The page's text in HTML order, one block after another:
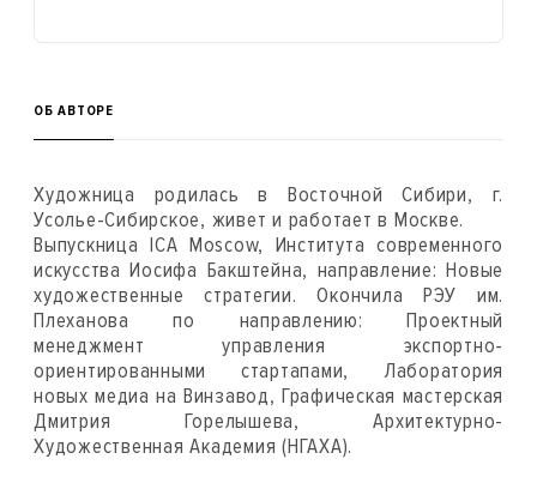
ОБ АВТОРЕ
Художница родилась в Восточной Сибири, г.
Усолье-Сибирское, живет и работает в Москве.
Выпускница ICA Moscow, Института современного
искусства Иосифа Бакштейна, направление: Новые
художественные стратегии. Окончила РЭУ им.
Плеханова по направлению: Проектный
менеджмент управления экспортно-
ориентированными стартапами, Лаборатория
новых медиа на Винзавод, Графическая мастерская
Дмитрия Горелышева, Архитектурно-
Художественная Академия (НГАХА).